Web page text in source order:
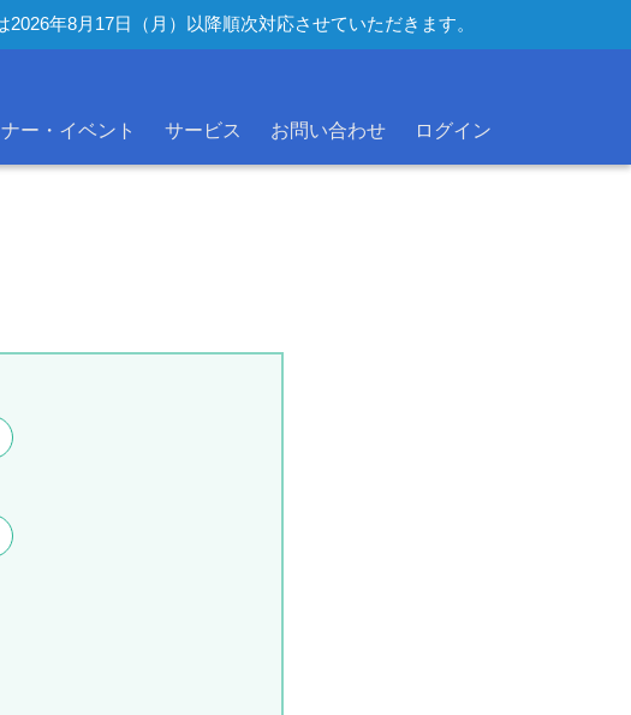
年8月17日（月）以降順次対応させていただきます。
ー・イベント サービス お問い合わせ ログイン